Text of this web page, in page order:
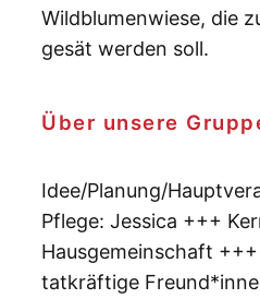
Wildblumenwiese, die
gesät werden soll.
Über unsere
Idee/Planung/
Pflege: Jessica +++
Hausgemeinschaft
tatkräftige